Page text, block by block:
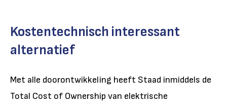
Kostentechnisch interessant
alternatief
Met alle doorontwikkeling heeft Staad inmiddels de
Total Cost of Ownership van elektrische